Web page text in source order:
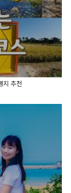
지 추천